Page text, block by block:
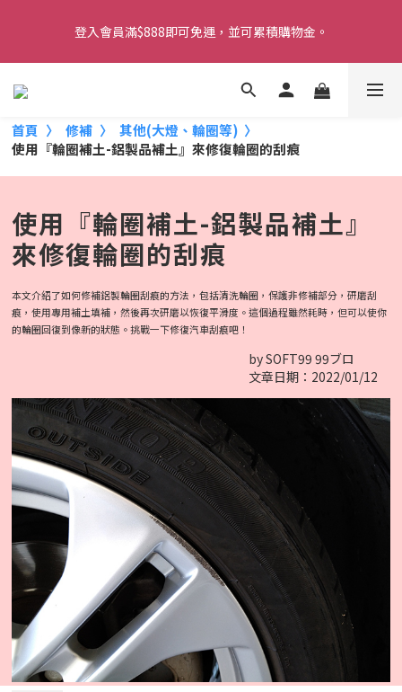
聯絡我們確認。
登入會員滿$888即可免運，並可累積購物金。
雨天必備》免雨刷DX《開車視線超清晰！熱賣中
【重要】本公司不會在假日、非上班時段以電話連絡，若有疑慮請
首頁 修補
其他(大燈、輪圈等)
使用『輪圈補土-鋁製品補土』來修復輪圈的刮痕
使用『輪圈補土-鋁製品補土』
來修復輪圈的刮痕
本文介紹了如何修補鋁製輪圈刮痕的方法，包括清洗輪圈，保護非修補部分，研磨刮
痕，使用專用補土填補，然後再次研磨以恢復平滑度。這個過程雖然耗時，但可以使你
的輪圈回復到像新的狀態。挑戰一下修復汽車刮痕吧！
by SOFT99 99ブロ
文章日期：2022/01/12